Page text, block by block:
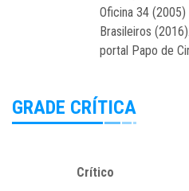
Oficina 34
Brasileiros
portal Papo de
GRADE CRÍTICA
Crítico